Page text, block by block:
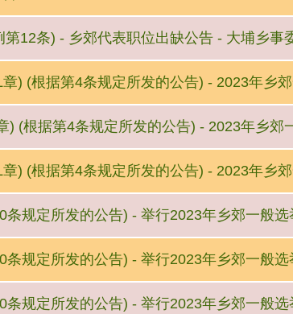
第12条) - 乡郊代表职位出缺公告 - 大埔乡事
) (根据第4条规定所发的公告) - 2023年乡
) (根据第4条规定所发的公告) - 2023年乡郊
) (根据第4条规定所发的公告) - 2023年乡
规定所发的公告) - 举行2023年乡郊一般
规定所发的公告) - 举行2023年乡郊一般
规定所发的公告) - 举行2023年乡郊一般